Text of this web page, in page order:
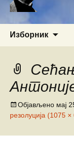
Изборник
Објављено мај
резолуција (1075 ×